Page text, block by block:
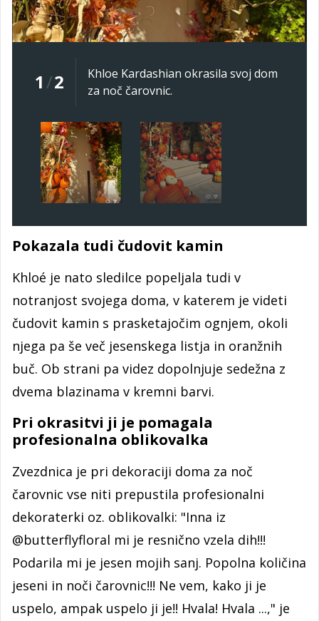
1/2
Khloe Kardashian okrasila svoj dom
za noč čarovnic.
Pokazala tudi čudovit kamin
Khloé je nato sledilce popeljala tudi v
notranjost svojega doma, v katerem je videti
čudovit kamin s prasketajočim ognjem, okoli
njega pa še več jesenskega listja in oranžnih
buč. Ob strani pa videz dopolnjuje sedežna z
dvema blazinama v kremni barvi.
Pri okrasitvi ji je pomagala
profesionalna oblikovalka
Zvezdnica je pri dekoraciji doma za noč
čarovnic vse niti prepustila profesionalni
dekoraterki oz. oblikovalki: "Inna iz
@butterflyfloral mi je resnično vzela dih!!!
Podarila mi je jesen mojih sanj. Popolna količina
jeseni in noči čarovnic!!! Ne vem, kako ji je
uspelo, ampak uspelo ji je!! Hvala! Hvala ...," je